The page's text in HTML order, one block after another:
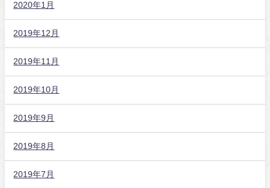
2020年1月
2019年12月
2019年11月
2019年10月
2019年9月
2019年8月
2019年7月